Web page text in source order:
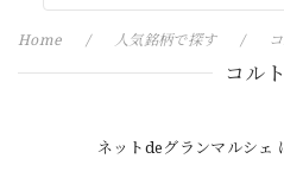
Home 人気銘柄で探す
コル
ネットdeグランマルシェ